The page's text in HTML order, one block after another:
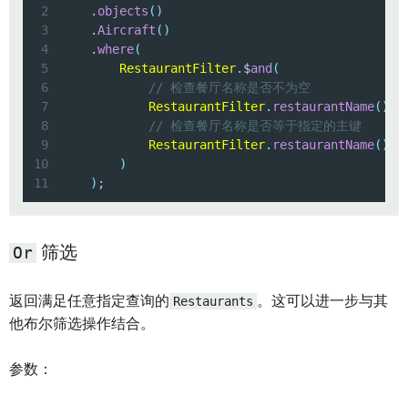
2
. objects ( )
3
.Aircraft ( )
4
.where(
5
RestaurantFilter. $and (
6
// 检查餐厅名称是否不为空
7
RestaurantFilter. restaurantName( )
8
// 检查餐厅名称是否等于指定的主键
9
RestaurantFilter. restaurantName( )
10
)
11
) ;
Or 筛选
返回满足任意指定查询的 Restaurants 。这可以进一步与其
他布尔筛选操作结合。
参数：